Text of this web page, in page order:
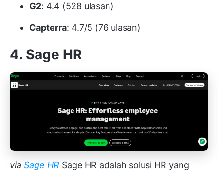
G2: 4.4 (528 ulasan)
Capterra: 4.7/5 (76 ulasan)
4. Sage HR
via Sage HR Sage HR adalah solusi HR yang